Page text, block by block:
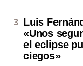
Luis
«Unos
el eclipse
ciegos»